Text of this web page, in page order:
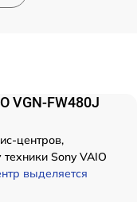
VGN-FW480J
центров,
Sony VAIO
выделяется